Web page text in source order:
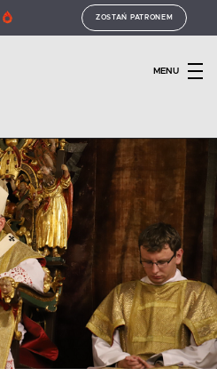
ZOSTAŃ PATRONEM
MENU